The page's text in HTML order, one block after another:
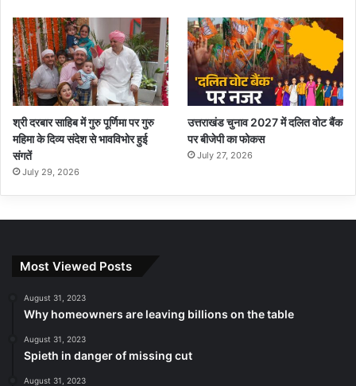
श्री दरबार साहिब में गुरु पूर्णिमा पर गुरु
महिमा के दिव्य संदेश से भावविभोर हुई
संगतें
July 29, 2026
उत्तराखंड चुनाव 2027 में दलित वोट बैंक
पर बीजेपी का फोकस
July 27, 2026
Most Viewed Posts
August 31, 2023
Why homeowners are leaving billions on the table
August 31, 2023
Spieth in danger of missing cut
August 31, 2023